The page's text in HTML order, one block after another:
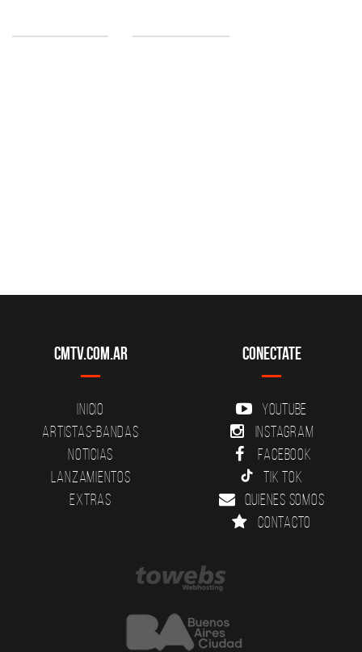
CMTV.com.ar
Inicio
Artistas-Bandas
Noticias
Lanzamientos
Extras
Conectate
YouTube
Instagram
Facebook
Tik Tok
Quienes somos
Contacto